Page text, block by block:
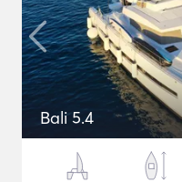
Bali 5.4